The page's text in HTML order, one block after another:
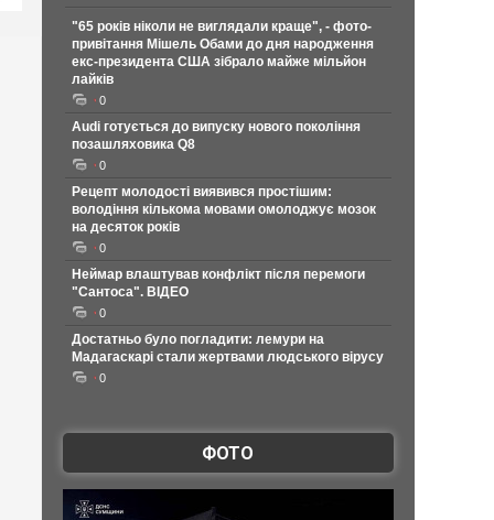
"65 років ніколи не виглядали краще", - фото-
привітання Мішель Обами до дня народження
екс-президента США зібрало майже мільйон
лайків
0
Audi готується до випуску нового покоління
позашляховика Q8
0
Рецепт молодості виявився простішим:
володіння кількома мовами омолоджує мозок
на десяток років
0
Неймар влаштував конфлікт після перемоги
"Сантоса". ВІДЕО
0
Достатньо було погладити: лемури на
Мадагаскарі стали жертвами людського вірусу
0
ФОТО